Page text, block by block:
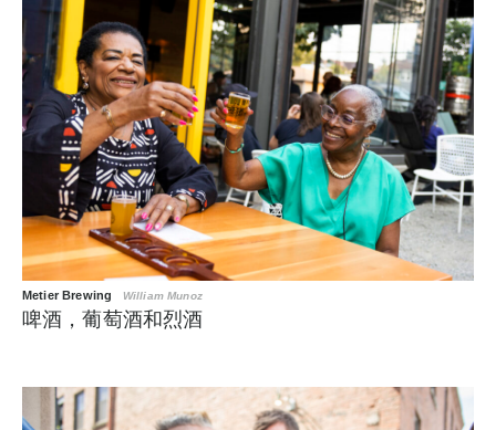
Metier Brewing William Munoz
啤酒，葡萄酒和烈酒